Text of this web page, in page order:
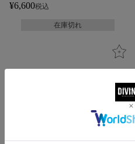
¥6,600税込
在庫切れ